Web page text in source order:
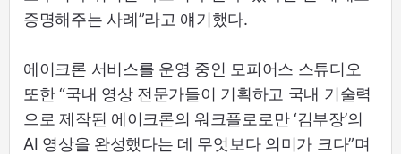
증명해주는 사례”라고 얘기했다.
에이크론 서비스를 운영 중인 모피어스 스튜디오
또한 “국내 영상 전문가들이 기획하고 국내 기술력
으로 제작된 에이크론의 워크플로로만 ‘김부장’의
AI 영상을 완성했다는 데 무엇보다 의미가 크다”며